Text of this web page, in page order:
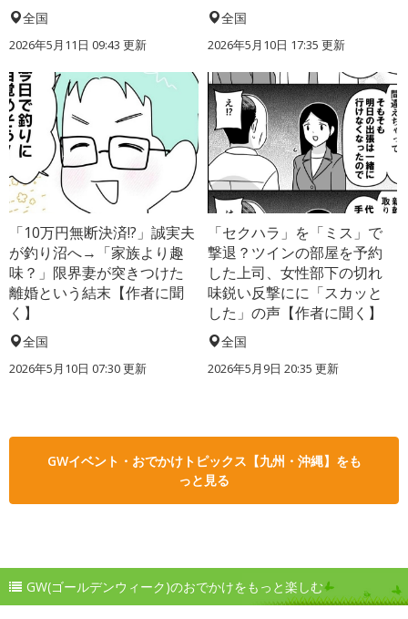
全国
2026年5月11日 09:43 更新
全国
2026年5月10日 17:35 更新
「10万円無断決済!?」誠実夫
が釣り沼へ→「家族より趣
味？」限界妻が突きつけた
離婚という結末【作者に聞
く】
全国
2026年5月10日 07:30 更新
「セクハラ」を「ミス」で
撃退？ツインの部屋を予約
した上司、女性部下の切れ
味鋭い反撃にに「スカッと
した」の声【作者に聞く】
全国
2026年5月9日 20:35 更新
GWイベント・おでかけトピックス【九州・沖縄】をも
っと見る
GW(ゴールデンウィーク)のおでかけをもっと楽しむ